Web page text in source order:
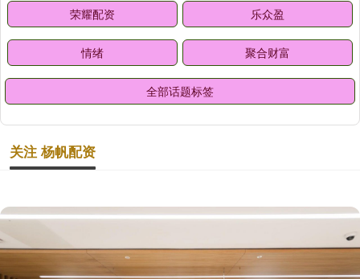
荣耀配资 乐众盈
情绪 聚合财富
全部话题标签
关注 杨帆配资